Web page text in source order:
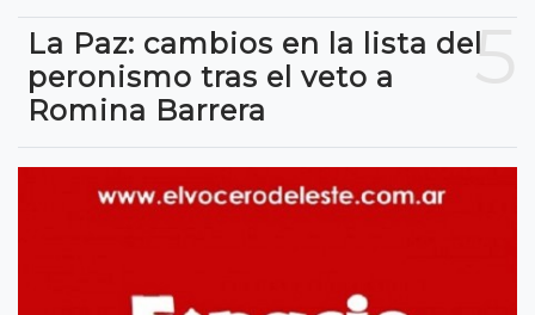
5
La Paz: cambios en la lista del
peronismo tras el veto a
Romina Barrera